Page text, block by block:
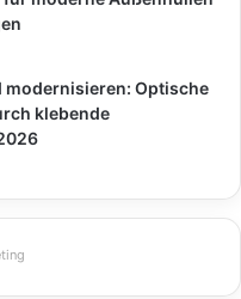
modernisieren: Optische
klebende